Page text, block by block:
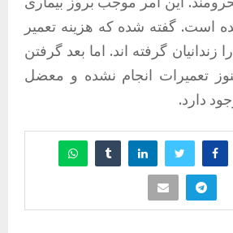
است. گفته شده که هزینه تعمیر
گرفته اند. اما بعد گرفتن
تعمیرات انجام نشده و معضل
دارد.